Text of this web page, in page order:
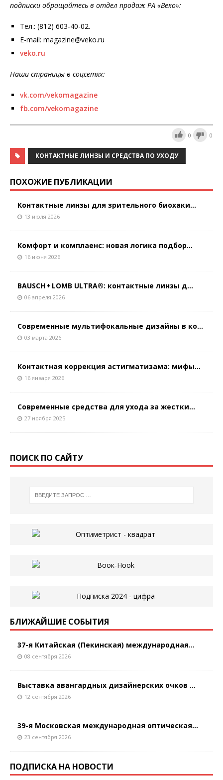
подписки обращайтесь в отдел продаж РА «Веко»:
Тел.: (812) 603-40-02.
E-mail: magazine@veko.ru
veko.ru
Наши страницы в соцсетях:
vk.com/vekomagazine
fb.com/vekomagazine
0 0
КОНТАКТНЫЕ ЛИНЗЫ И СРЕДСТВА ПО УХОДУ
ПОХОЖИЕ ПУБЛИКАЦИИ
Контактные линзы для зрительного биохаки...
13 июля 2026
Комфорт и комплаенс: новая логика подбор...
16 июня 2026
BAUSCH + LOMB ULTRA®: контактные линзы д...
06 апреля 2026
Современные мультифокальные дизайны в ко...
03 марта 2026
Контактная коррекция астигматизaма: мифы...
16 января 2026
Современные средства для ухода за жестки...
27 ноября 2025
ПОИСК ПО САЙТУ
БЛИЖАЙШИЕ СОБЫТИЯ
37-я Китайская (Пекинская) международная...
08 сентября 2026
Выставка авангардных дизайнерских очков ...
12 сентября 2026
39-я Московская международная оптическая...
23 сентября 2026
ПОДПИСКА НА НОВОСТИ